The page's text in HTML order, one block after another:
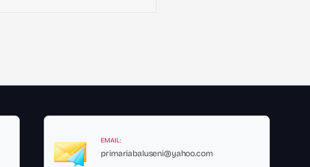
EMAIL:
primariabaluseni@yahoo.com